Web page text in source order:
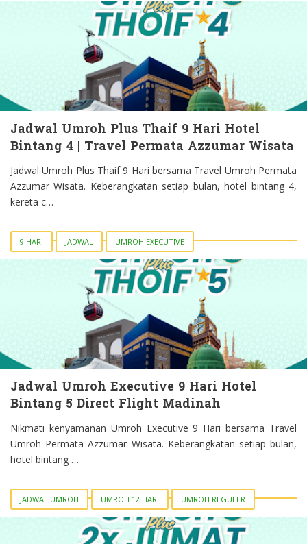
Jadwal Umroh Plus Thaif 9 Hari Hotel
Bintang 4 | Travel Permata Azzumar Wisata
Jadwal Umroh Plus Thaif 9 Hari bersama Travel Umroh Permata
Azzumar Wisata. Keberangkatan setiap bulan, hotel bintang 4,
kereta c…
9 HARI JADWAL UMROH EXECUTIVE
Jadwal Umroh Executive 9 Hari Hotel
Bintang 5 Direct Flight Madinah
Nikmati kenyamanan Umroh Executive 9 Hari bersama Travel
Umroh Permata Azzumar Wisata. Keberangkatan setiap bulan,
hotel bintang …
JADWAL UMROH UMROH 12 HARI UMROH REGULER